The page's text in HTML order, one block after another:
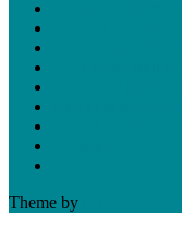
Theme by